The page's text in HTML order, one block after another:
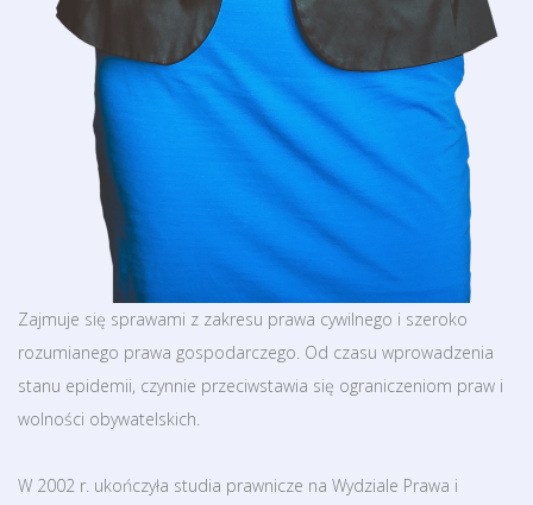
Zajmuje się sprawami z zakresu prawa cywilnego i szeroko
rozumianego prawa gospodarczego. Od czasu wprowadzenia
stanu epidemii, czynnie przeciwstawia się ograniczeniom praw i
wolności obywatelskich.
W 2002 r. ukończyła studia prawnicze na Wydziale Prawa i